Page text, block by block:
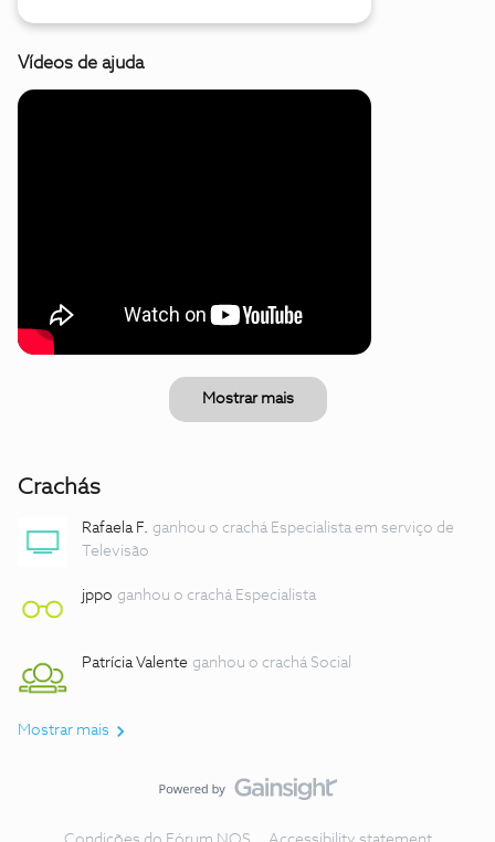
Vídeos de ajuda
Mostrar mais
Crachás
Rafaela F. ganhou o crachá Especialista em serviço de
Televisão
jppo ganhou o crachá Especialista
Patrícia Valente ganhou o crachá Social
Mostrar mais